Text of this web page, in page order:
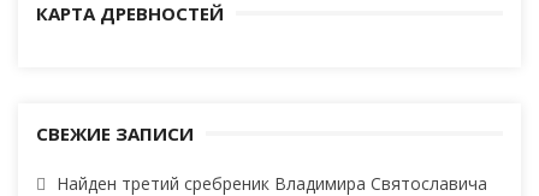
КАРТА ДРЕВНОСТЕЙ
СВЕЖИЕ ЗАПИСИ
Найден третий сребреник Владимира Святославича